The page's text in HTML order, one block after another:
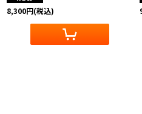
8,300円(税込)